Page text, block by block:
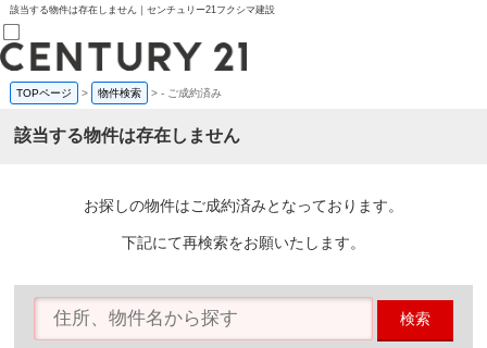
該当する物件は存在しません｜センチュリー21フクシマ建設
売買部
0120-800-844
賃貸部
会員メニュー
物件を探す
購入TOP
条件から探す
TOPページ > 物件検索 >- ご成約済み
該当する物件は存在しません
お探しの物件はご成約済みとなっております。
下記にて再検索をお願いたします。
検索